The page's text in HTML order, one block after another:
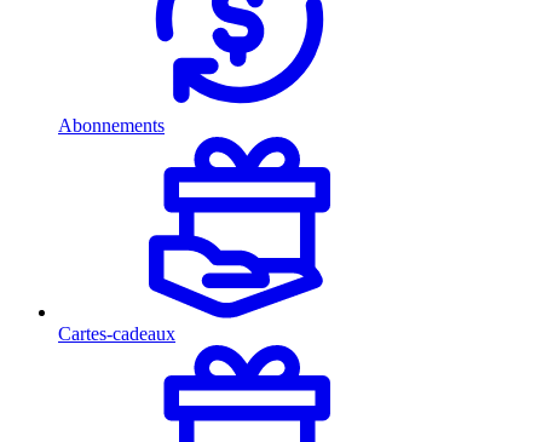
Abonnements
Cartes-cadeaux